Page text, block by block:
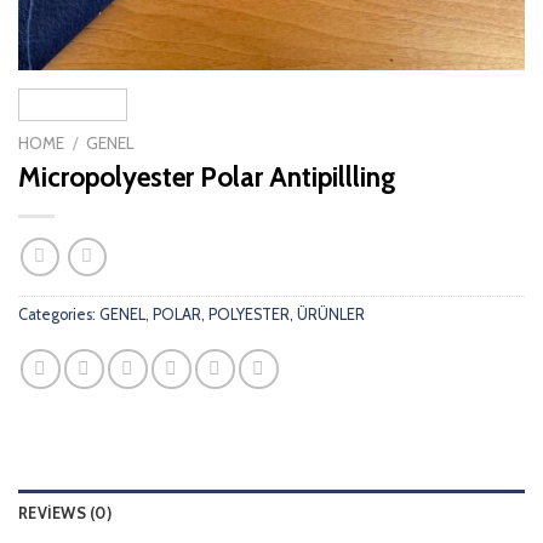
HOME / GENEL
Micropolyester Polar Antipillling
Categories: GENEL, POLAR, POLYESTER, ÜRÜNLER
REVIEWS (0)